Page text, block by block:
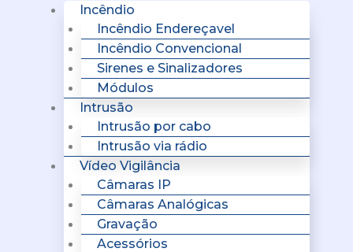
Incêndio
Incêndio Endereçavel
Incêndio Convencional
Sirenes e Sinalizadores
Módulos
Intrusão
Intrusão por cabo
Intrusão via rádio
Vídeo Vigilância
Câmaras IP
Câmaras Analógicas
Gravação
Acessórios